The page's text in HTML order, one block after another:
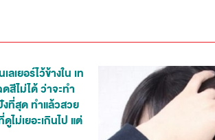
เยอร์ไว้ข้างใน เท
สีไม่ได้ ว่าจะทำ
งที่สุด ทำแล้วสวย
ไม่เยอะเกินไป แต่